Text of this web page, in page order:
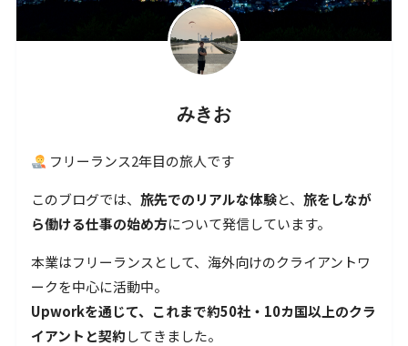
みきお
フリーランス2年目の旅人です
このブログでは、 旅先でのリアルな体験と、 旅をしなが
ら働ける仕事の始め方について発信しています。
本業はフリーランスとして、海外向けのクライアントワ
ークを中心に活動中。
Upworkを通じて、これまで約50社・10カ国以上のクラ
イアントと契約してきました。